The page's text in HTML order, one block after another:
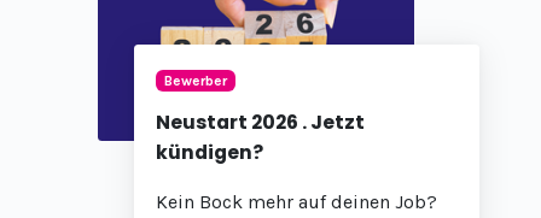
Bewerber
Neustart 2026 . Jetzt
kündigen?
Kein Bock mehr auf deinen Job?